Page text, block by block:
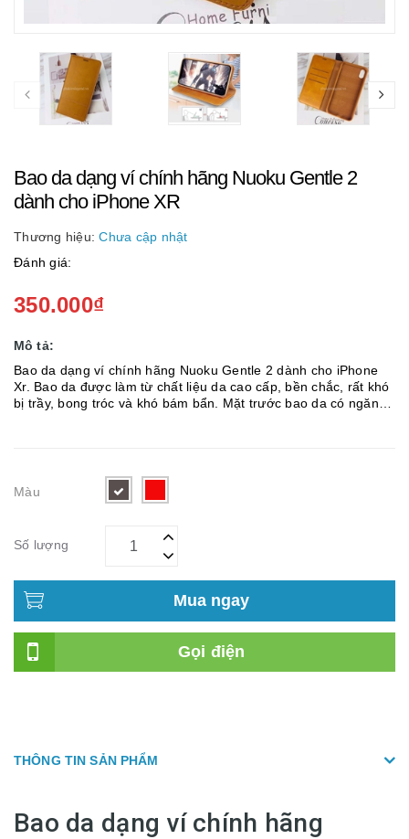
Bao da dạng ví chính hãng Nuoku Gentle 2
dành cho iPhone XR
Thương hiệu: Chưa cập nhật
Đánh giá:
350.000₫
Mô tả:
Bao da dạng ví chính hãng Nuoku Gentle 2 dành cho iPhone
Xr. Bao da được làm từ chất liệu da cao cấp, bền chắc, rất khó
bị trầy, bong tróc và khó bám bẩn. Mặt trước bao da có ngăn
Màu
Số lượng
Mua ngay
Gọi điện
THÔNG TIN SẢN PHẨM
Bao da dạng ví chính hãng